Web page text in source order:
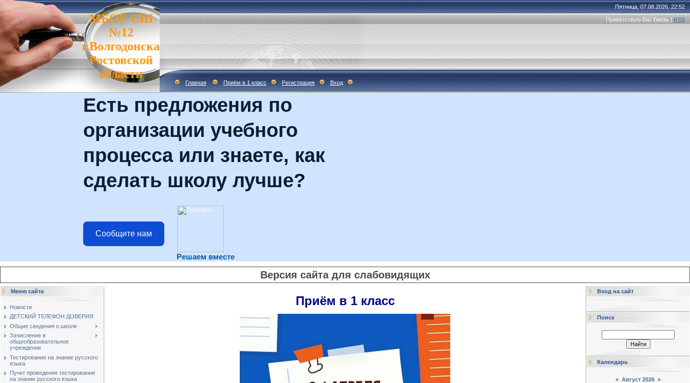
МБОУ СШ
№12
г.Волгодонска
Ростовской
области
Пятница, 07.08.2026, 22:52
Приветствую Вас Гость | RSS
Главная Приём в 1 класс Регистрация Вход
Есть предложения по
организации учебного
процесса или знаете, как
сделать школу лучше?
Сообщите нам
Решаем вместе
Версия сайта для слабовидящих
Меню сайта
Новости
ДЕТСКИЙ ТЕЛЕФОН ДОВЕРИЯ
Общие сведения о школе
Зачисление в
общеобразовательное
учреждение
Тестирование на знание русского
языка
Пункт проведения тестирования
на знание русского языка
Приём в 1 класс
Вход на сайт
Поиск
Календарь
« Август 2026 »